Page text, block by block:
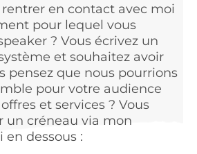
en contact avec moi
pour lequel vous
? Vous écrivez un
et souhaitez avoir
pensez que nous pourrions
pour votre audience
et services ? Vous
un créneau via mon
en dessous :